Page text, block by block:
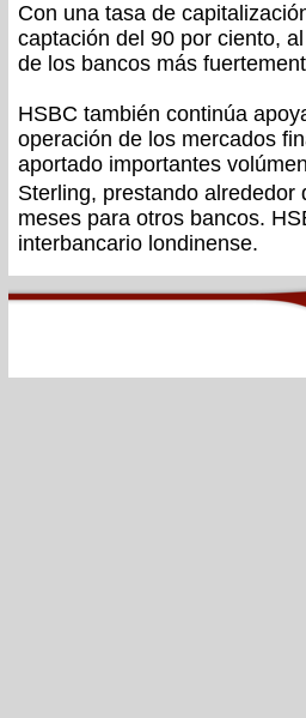
Con una tasa de
captación del 90 por ciento,
de los bancos más
HSBC también continúa
operación de los mercados
aportado importantes
Sterling, prestando
meses para otros bancos.
interbancario londinense.